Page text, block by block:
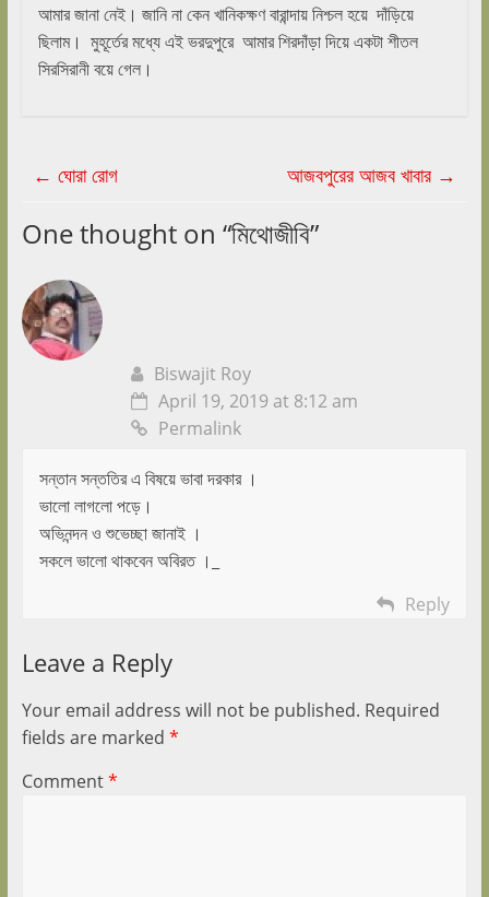
আমার জানা নেই। জানি না কেন খানিকক্ষণ বারান্দায় নিশ্চল হয়ে দাঁড়িয়ে
ছিলাম। মুহূর্তের মধ্যে এই ভরদুপুরে আমার শিরদাঁড়া দিয়ে একটা শীতল
সিরসিরানী বয়ে গেল।
← ঘোরা রোগ আজবপুরের আজব খাবার →
One thought on “মিথোজীবি”
Biswajit Roy
April 19, 2019 at 8:12 am
Permalink
সন্তান সন্ততির এ বিষয়ে ভাবা দরকার ।
ভালো লাগলো পড়ে।
অভিনন্দন ও শুভেচ্ছা জানাই ।
সকলে ভালো থাকবেন অবিরত ।_
Reply
Leave a Reply
Your email address will not be published. Required
fields are marked *
Comment*